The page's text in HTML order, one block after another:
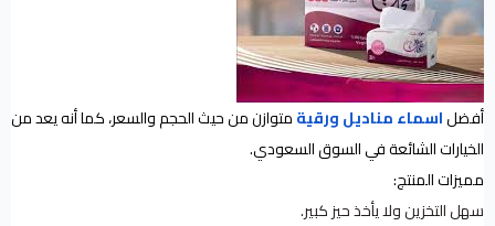
أفضلاسماء مناديل ورقيةمتوازن من حيث الحجم والسعر، كما أنه يعد من
الخيارات الشائعة في السوق السعودي.
مميزات المنتج:
سهل التخزين ولا يأخذ حيز كبير.